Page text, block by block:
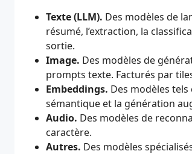
Texte (LLM). Des modèles de
résumé, l’extraction, la
sortie.
Image. Des modèles de
prompts texte. Facturés par
Embeddings. Des modèles
sémantique et la génération
Audio. Des modèles de
caractère.
Autres. Des modèles